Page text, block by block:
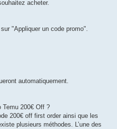
acheter.
"Appliquer un code promo".
automatiquement.
Temu 200€ Off ?
200€ off first order ainsi que les
plusieurs méthodes. L’une des